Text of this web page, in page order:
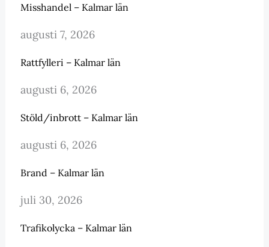
Misshandel – Kalmar län
augusti 7, 2026
Rattfylleri – Kalmar län
augusti 6, 2026
Stöld/inbrott – Kalmar län
augusti 6, 2026
Brand – Kalmar län
juli 30, 2026
Trafikolycka – Kalmar län